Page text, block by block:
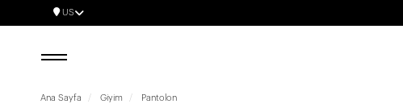
US
Ana Sayfa Giyim Pantolon